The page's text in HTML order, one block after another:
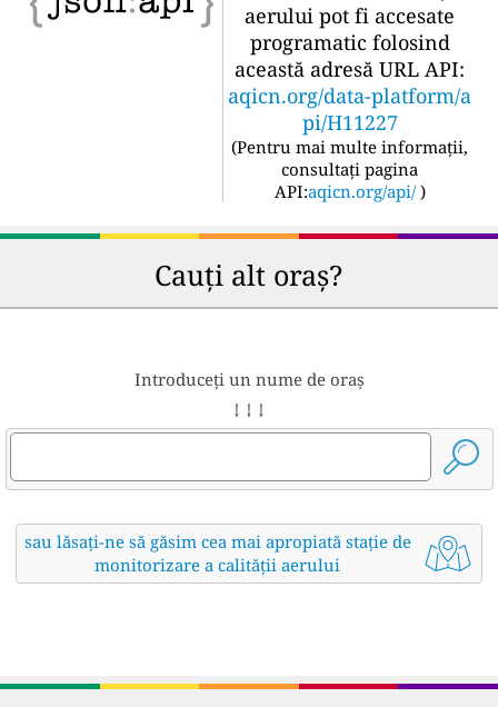
aerului pot fi accesate
programatic folosind
această adresă URL API:
aqicn.org/data-platform/a
pi/H11227
(Pentru mai multe informații,
consultați pagina
API:aqicn.org/api/ )
Cauți alt oraș?
Introduceți un nume de oraș
↓ ↓ ↓
sau lăsați-ne să găsim cea mai apropiată stație de
monitorizare a calității aerului